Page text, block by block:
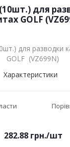
для
GOLF
для разводки
GOLF (VZ699N)
Характеристики
282.88грн./шт